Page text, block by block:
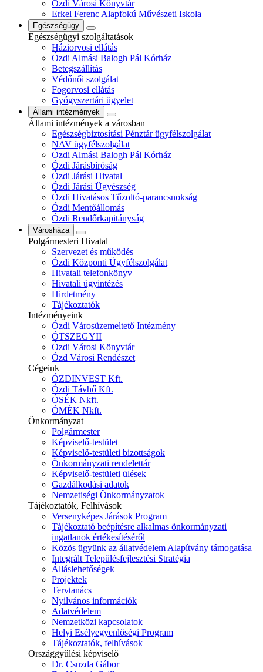
Ózdi Városi Könyvtár
Erkel Ferenc Alapfokú Művészeti Iskola
Egészségügy
Egészségügyi szolgáltatások
Háziorvosi ellátás
Ózdi Almási Balogh Pál Kórház
Betegszállítás
Védőnői szolgálat
Fogorvosi ellátás
Gyógyszertári ügyelet
Állami intézmények
Állami intézmények a városban
Egészségbiztosítási Pénztár ügyfélszolgálat
NAV ügyfélszolgálat
Ózdi Almási Balogh Pál Kórház
Ózdi Járásbíróság
Ózdi Járási Hivatal
Ózdi Járási Ügyészség
Ózdi Hivatásos Tűzoltó-parancsnokság
Ózdi Mentőállomás
Ózdi Rendőrkapitányság
Városháza
Polgármesteri Hivatal
Szervezet és működés
Ózdi Központi Ügyfélszolgálat
Hivatali telefonkönyv
Hivatali ügyintézés
Hirdetmény
Tájékoztatók
Intézményeink
Ózdi Városüzemeltető Intézmény
ÓTSZEGYII
Ózdi Városi Könyvtár
Ózd Városi Rendészet
Cégeink
ÓZDINVEST Kft.
Ózdi Távhő Kft.
ÓSÉK Nkft.
ÓMÉK Nkft.
Önkormányzat
Polgármester
Képviselő-testület
Képviselő-testületi bizottságok
Önkormányzati rendelettár
Képviselő-testületi ülések
Gazdálkodási adatok
Nemzetiségi Önkormányzatok
Tájékoztatók, Felhívások
Versenyképes Járások Program
Tájékoztató beépítésre alkalmas önkormányzati
ingatlanok értékesítéséről
Közös ügyünk az állatvédelem Alapítvány támogatása
Integrált Településfejlesztési Stratégia
Álláslehetőségek
Projektek
Tervtanács
Nyilvános információk
Adatvédelem
Nemzetközi kapcsolatok
Helyi Esélyegyenlőségi Program
Tájékoztatók, felhívások
Országgyűlési képviselő
Dr. Csuzda Gábor